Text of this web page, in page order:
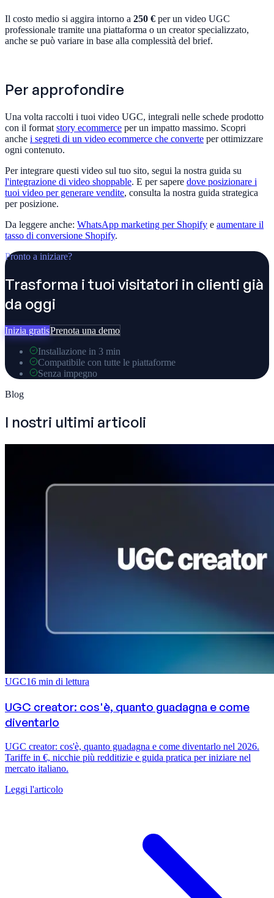
Il costo medio si aggira intorno a 250 € per un video UGC
professionale tramite una piattaforma o un creator specializzato,
anche se può variare in base alla complessità del brief.
Per approfondire
Una volta raccolti i tuoi video UGC, integrali nelle schede prodotto
con il format story ecommerce per un impatto massimo. Scopri
anche i segreti di un video ecommerce che converte per ottimizzare
ogni contenuto.
Per integrare questi video sul tuo sito, segui la nostra guida su
l'integrazione di video shoppable. E per sapere dove posizionare i
tuoi video per generare vendite, consulta la nostra guida strategica
per posizione.
Da leggere anche: WhatsApp marketing per Shopify e aumentare il
tasso di conversione Shopify.
Pronto a iniziare?
Trasforma i tuoi visitatori in clienti già
da oggi
Inizia gratisPrenota una demo
Installazione in 3 min
Compatibile con tutte le piattaforme
Senza impegno
Blog
I nostri ultimi articoli
UGC16 min di lettura
UGC creator: cos'è, quanto guadagna e come
diventarlo
UGC creator: cos'è, quanto guadagna e come diventarlo nel 2026.
Tariffe in €, nicchie più redditizie e guida pratica per iniziare nel
mercato italiano.
Leggi l'articolo